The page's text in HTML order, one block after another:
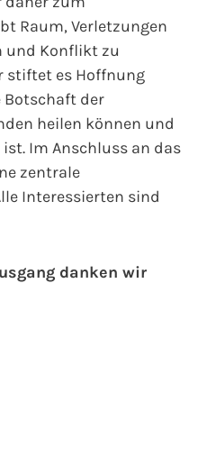
Raum, Verletzungen
und Konflikt zu
stiftet es Hoffnung
der
heilen können und
Im Anschluss an das
zentrale
Interessierten sind
danken wir